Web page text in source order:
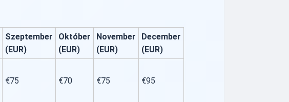
Szeptember
(EUR)
Október
(EUR)
November
(EUR)
December
(EUR)
€75 €70 €75 €95